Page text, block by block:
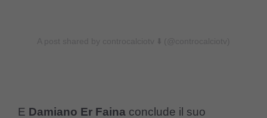
E Damiano Er Faina conclude il suo